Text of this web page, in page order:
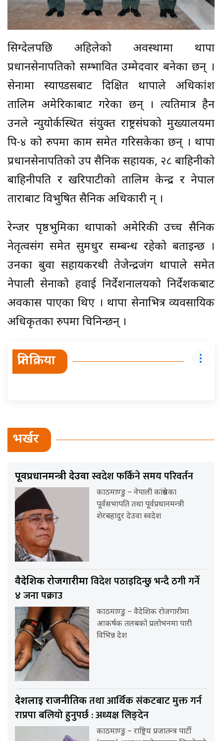
सिग्देलपछि अहिलेको अवस्थामा थापा
प्रधानसेनापतिको सम्भावित उम्मेदवार बनेका छन् ।
सेनामा स्याण्र्डसबाट दिक्षित थापाले अधिकांश
तालिम अमेरिकाबाट गरेका छन् । त्यतिमात्र हैन
उनले न्युयोर्कस्थित संयुक्त राष्ट्रसंघको मुख्यालयमा
पि-४ को रुपमा काम समेत गरिसकेका छन् । थापा
प्रधानसेनापतिको उप सैनिक सहायक, २८ बाहिनीको
बाहिनीपति र खरिपाटीको तालिम केन्द्र र नेपाल
ताराबाट विभुषित सैनिक अधिकारी हुन् ।
रेन्जर पृष्ठभुमिका थापाको अमेरिकी उच्च सैनिक
नेतृत्वसंग समेत सुमधुर सम्बन्ध रहेको बताइन्छ ।
उनका बुवा सहायकरथी तेजेन्द्रजंग थापाले समेत
नेपाली सेनाको हवाई निर्देशनालयको निर्देशकबाट
अवकास पाएका थिए । थापा सेनाभित्र व्यवसायिक
अधिकृतका रुपमा चिनिन्छन् ।
प्रतिक्रिया
भर्खर
पूर्वप्रधानमन्त्री देउवास्वदेश फर्किने समय परिवर्तन
काठमाण्डु – नेपाली कांग्रेसका
पूर्वसभापति तथा पूर्वप्रधानमन्त्री
शेरबहादुर देउवा स्वदेश
वैदेशिक रोजगारीमाविदेश पठाइदिन्छु भन्दै ठगी गर्ने
४ जना पक्राउ
काठमाण्डु – वैदेशिक रोजगारीमा
आकर्षक तलबको प्रलोभनमा पारी
विभिन्न देश
देशलाई राजनीतिकतथा आर्थिक संकटबाट मुक्त गर्न
राप्रपा बलियो हुनुपर्छ : अध्यक्ष लिङ्देन
काठमाण्डु – राष्ट्रिय प्रजातन्त्र पार्टी